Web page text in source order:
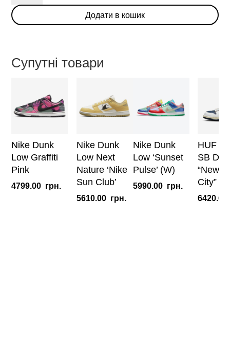
Low
Union
кількість
Додати в кошик
Супутні товари
Nike Dunk
Low Graffiti
Pink
4799.00 грн.
Nike Dunk
Low Next
Nature ‘Nike
Sun Club’
5610.00 грн.
Nike Dunk
Low ‘Sunset
Pulse’ (W)
5990.00 грн.
HUF x
SB
“New
City”
6420.00